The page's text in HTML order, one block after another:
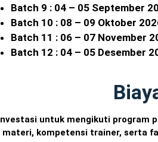
Batch 9 : 04 – 05 September
Batch 10 : 08 – 09 Oktober
Batch 11 : 06 – 07 November
Batch 12 : 04 – 05 Desember
Investasi untuk mengikuti program
materi, kompetensi trainer, serta